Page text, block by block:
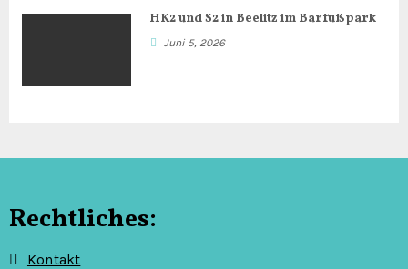
a
i
a
t
i
HK2 und S2 in Beelitz im Barfußpark
Juni 5, 2026
Rechtliches:
Kontakt